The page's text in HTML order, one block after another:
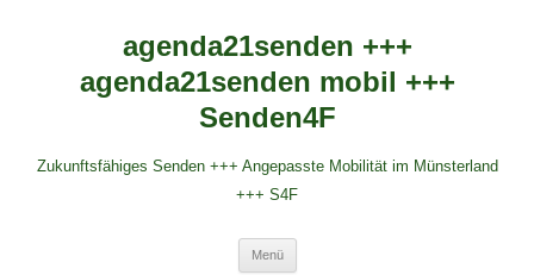
agenda21senden +++
agenda21senden mobil +++
Senden4F
Zukunftsfähiges Senden +++ Angepasste Mobilität im Münsterland
+++ S4F
Menü